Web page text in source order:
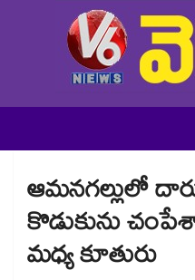
ఆమనగల్లులో
కొడుకును
మధ్య కూతురు